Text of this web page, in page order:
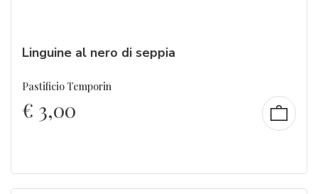
Linguine al nero di seppia
Pastificio Temporin
€ 3,00